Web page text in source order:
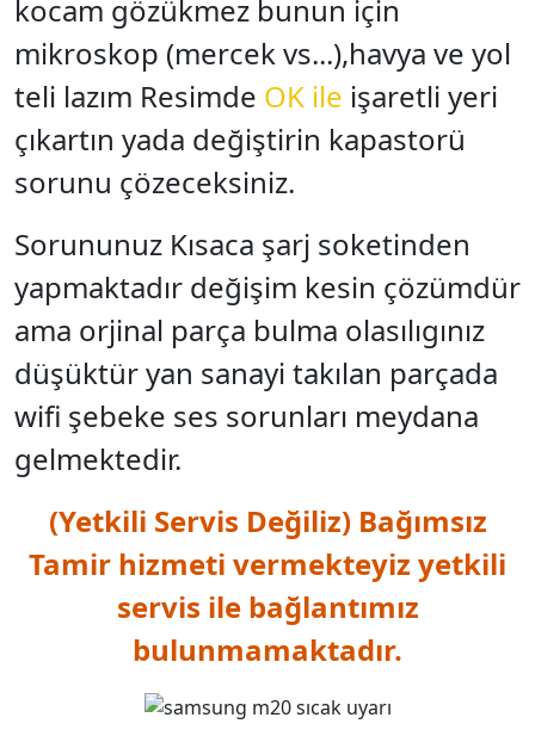
kocam gözükmez bunun için
mikroskop (mercek vs...),havya ve yol
teli lazım Resimde OK ile işaretli yeri
çıkartın yada değiştirin kapastorü
sorunu çözeceksiniz.
Sorununuz Kısaca şarj soketinden
yapmaktadır değişim kesin çözümdür
ama orjinal parça bulma olasılıgınız
düşüktür yan sanayi takılan parçada
wifi şebeke ses sorunları meydana
gelmektedir.
(Yetkili Servis Değiliz) Bağımsız
Tamir hizmeti vermekteyiz yetkili
servis ile bağlantımız
bulunmamaktadır.